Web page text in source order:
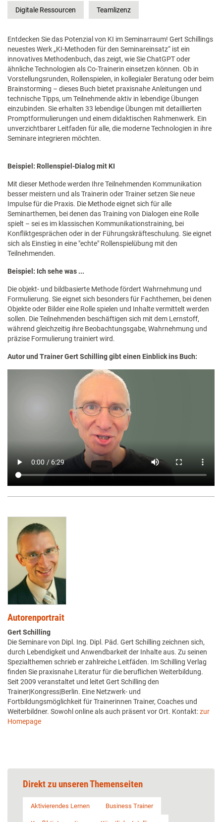
Digitale Ressourcen Teamlizenz
Entdecken Sie das Potenzial von KI im Seminarraum! Gert Schillings
neuestes Werk „KI-Methoden für den Seminareinsatz“ ist ein
innovatives Methodenbuch, das zeigt, wie Sie ChatGPT oder
ähnliche Technologien als Co-Trainerin einsetzen können. Ob in
Vorstellungsrunden, Rollenspielen, in kollegialer Beratung oder beim
Brainstorming – dieses Buch bietet praxisnahe Anleitungen und
technische Tipps, um Teilnehmende aktiv in lebendige Übungen
einzubinden. Sie erhalten 33 lebendige Übungen mit detaillierten
Promptformulierungen und einem didaktischen Rahmenwerk. Ein
unverzichtbarer Leitfaden für alle, die moderne Technologien in ihre
Seminare integrieren möchten.
Beispiel: Rollenspiel-Dialog mit KI
Mit dieser Methode werden Ihre Teilnehmenden Kommunikation
besser meistern und als Trainerin oder Trainer setzen Sie neue
Impulse für die Praxis. Die Methode eignet sich für alle
Seminarthemen, bei denen das Training von Dialogen eine Rolle
spielt – sei es im klassischen Kommunikationstraining, bei
Konfliktgesprächen oder in der Führungskräfteschulung. Sie eignet
sich als Einstieg in eine "echte" Rollenspielübung mit den
Teilnehmenden.
Beispiel: Ich sehe was ...
Die objekt- und bildbasierte Methode fördert Wahrnehmung und
Formulierung. Sie eignet sich besonders für Fachthemen, bei denen
Objekte oder Bilder eine Rolle spielen und Inhalte vermittelt werden
sollen. Die Teilnehmenden beschäftigen sich mit dem Lernstoff,
während gleichzeitig ihre Beobachtungsgabe, Wahrnehmung und
präzise Formulierung trainiert wird.
Autor und Trainer Gert Schilling gibt einen Einblick ins Buch:
Autorenportrait
Gert Schilling
Die Seminare von Dipl. Ing. Dipl. Päd. Gert Schilling zeichnen sich,
durch Lebendigkeit und Anwendbarkeit der Inhalte aus. Zu seinen
Spezialthemen schrieb er zahlreiche Leitfäden. Im Schilling Verlag
finden Sie praxisnahe Literatur für die beruflichen Weiterbildung.
Seit 2009 veranstaltet und leitet Gert Schilling den
Trainer|Kongress|Berlin. Eine Netzwerk- und
Fortbildungsmöglichkeit für Trainerinnen Trainer, Coaches und
Weiterbildner. Sowohl online als auch präsent vor Ort. Kontakt:zur
Homepage
Direkt zu unseren Themenseiten
Aktivierendes Lernen Business Trainer